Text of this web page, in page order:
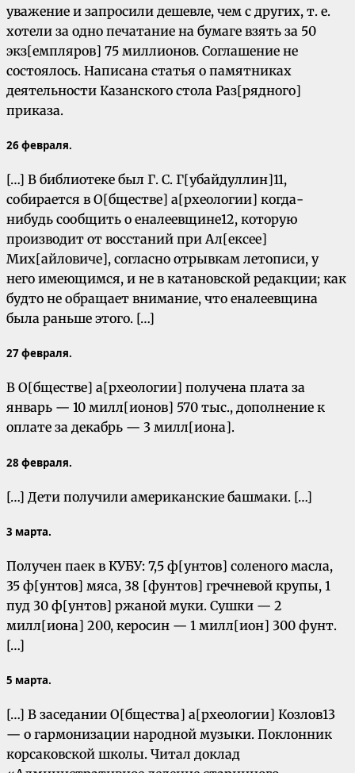
уважение и запросили дешевле, чем с других, т. е.
хотели за одно печатание на бумаге взять за 50
экз[емпляров] 75 миллионов. Соглашение не
состоялось. Написана статья о памятниках
деятельности Казанского стола Раз[рядного]
приказа.
26 февраля.
[…] В библиотеке был Г. С. Г[убайдуллин]11,
собирается в О[бществе] а[рхеологии] когда-
нибудь сообщить о еналеевщине12, которую
производит от восстаний при Ал[ексее]
Мих[айловиче], согласно отрывкам летописи, у
него имеющимся, и не в катановской редакции; как
будто не обращает внимание, что еналеевщина
была раньше этого. […]
27 февраля.
В О[бществе] а[рхеологии] получена плата за
январь — 10 милл[ионов] 570 тыс., дополнение к
оплате за декабрь — 3 милл[иона].
28 февраля.
[…] Дети получили американские башмаки. […]
3 марта.
Получен паек в КУБУ: 7,5 ф[унтов] соленого масла,
35 ф[унтов] мяса, 38 [фунтов] гречневой крупы, 1
пуд 30 ф[унтов] ржаной муки. Сушки — 2
милл[иона] 200, керосин — 1 милл[ион] 300 фунт.
[…]
5 марта.
[…] В заседании О[бщества] а[рхеологии] Козлов13
— о гармонизации народной музыки. Поклонник
корсаковской школы. Читал доклад